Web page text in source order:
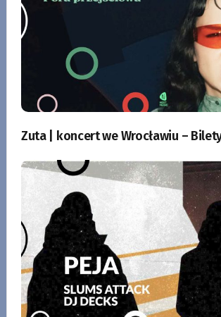
Zuta | koncert we Wrocławiu –